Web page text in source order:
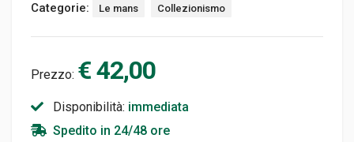
Categorie:
Le mans Collezionismo
Prezzo: € 42,00
Disponibilità: immediata
Spedito in 24/48 ore